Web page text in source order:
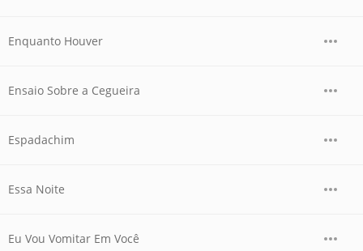
Enquanto Houver
Ensaio Sobre a Cegueira
Espadachim
Essa Noite
Eu Vou Vomitar Em Você